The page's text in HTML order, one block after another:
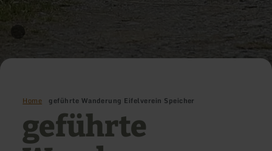
Home geführte Wanderung Eifelverein Speicher
geführte